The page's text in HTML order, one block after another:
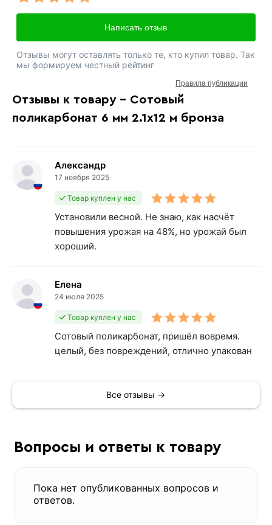
Отзывы к товару - Сотовый
поликарбонат 6 мм 2.1х12 м бронза
Александр
17 ноября 2025
Товар куплен у нас
Установили весной. Не знаю, как насчёт
повышения урожая на 48%, но урожай был
хороший.
Елена
24 июля 2025
Товар куплен у нас
Сотовый поликарбонат, пришёл вовремя.
целый, без повреждений, отлично упакован
Все отзывы →
Написать отзыв
Отзывы могут оставлять только те, кто купил товар. Так
мы формируем честный рейтинг
Правила публикации
Вопросы и ответы к товару
Пока нет опубликованных вопросов и
ответов.